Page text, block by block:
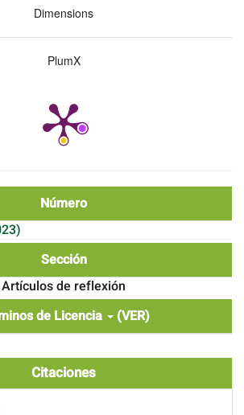
Dimensions
PlumX
Número
Sección
Artículos de reflexión
de Licencia
(VER)
Citaciones